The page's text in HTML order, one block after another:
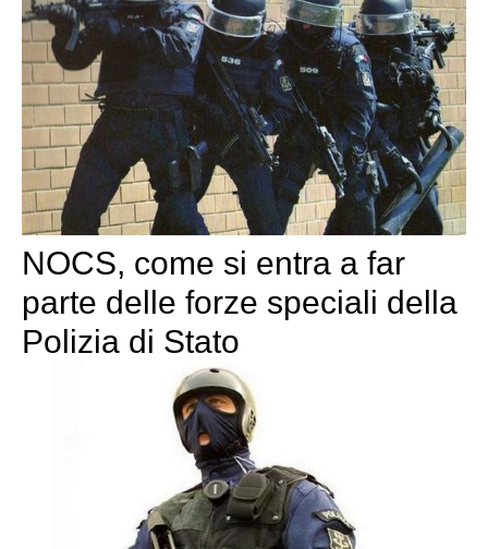
NOCS, come si entra a far
parte delle forze speciali della
Polizia di Stato